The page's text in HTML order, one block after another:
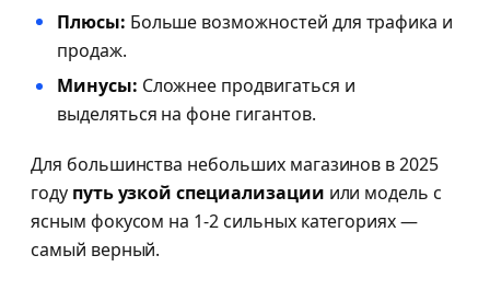
Плюсы: Больше возможностей для трафика и
продаж.
Минусы: Сложнее продвигаться и
выделяться на фоне гигантов.
Для большинства небольших магазинов в 2025
году путь узкой специализации или модель с
ясным фокусом на 1-2 сильных категориях —
самый верный.